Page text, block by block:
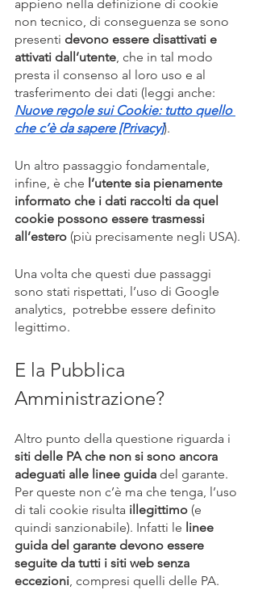
appieno nella definizione di cookie
non tecnico, di conseguenza se sono
presenti devono essere disattivati e
attivati dall’utente, che in tal modo
presta il consenso al loro uso e al
trasferimento dei dati (leggi anche:
Nuove regole sui Cookie: tutto quello
che c’è da sapere [Privacy]).
Un altro passaggio fondamentale,
infine, è che l’utente sia pienamente
informato che i dati raccolti da quel
cookie possono essere trasmessi
all’estero (più precisamente negli USA).
Una volta che questi due passaggi
sono stati rispettati, l’uso di Google
analytics,  potrebbe essere definito
legittimo.
E la Pubblica
Amministrazione?
Altro punto della questione riguarda i
siti delle PA che non si sono ancora
adeguati alle linee guida del garante.
Per queste non c’è ma che tenga, l’uso
di tali cookie risulta illegittimo (e
quindi sanzionabile). Infatti le linee
guida del garante devono essere
seguite da tutti i siti web senza
eccezioni, compresi quelli delle PA.